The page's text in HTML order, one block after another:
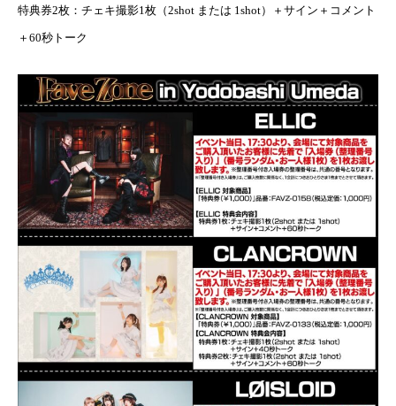
特典券2枚：チェキ撮影1枚（2shot または 1shot）＋サイン＋コメント
＋60秒トーク